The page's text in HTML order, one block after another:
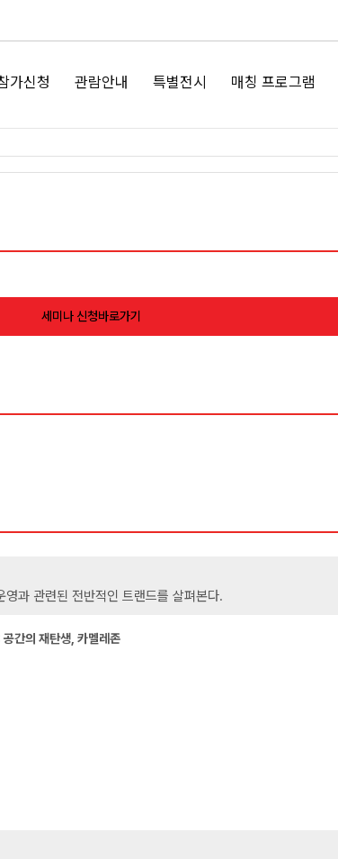
가신청 관람안내 특별전시 매칭 프로그램
세미나 신청바로가기
영과 관련된 전반적인 트랜드를 살펴본다.
간의 재탄생, 카멜레존